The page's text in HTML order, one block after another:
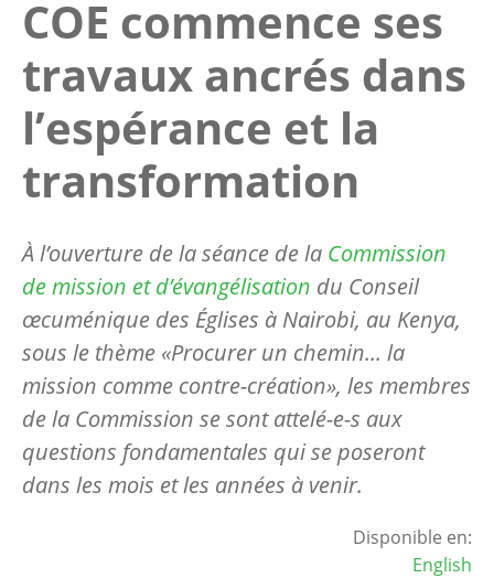
COE commence ses
travaux ancrés dans
l’espérance et la
transformation
À l’ouverture de la séance de la Commission
de mission et d’évangélisation du Conseil
œcuménique des Églises à Nairobi, au Kenya,
sous le thème «Procurer un chemin... la
mission comme contre-création», les membres
de la Commission se sont attelé-e-s aux
questions fondamentales qui se poseront
dans les mois et les années à venir.
Disponible en:
English